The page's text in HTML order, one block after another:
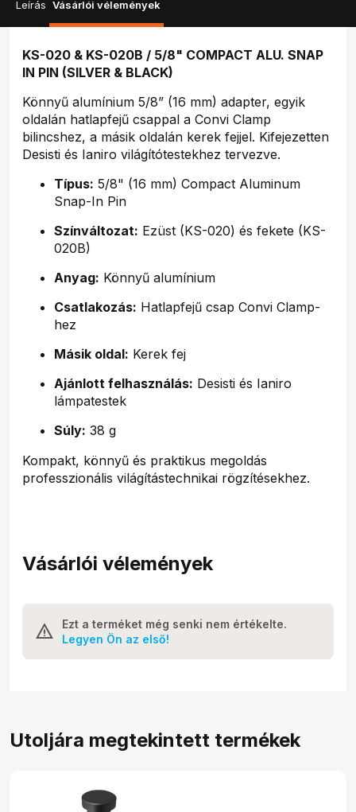
Leírás Vásárlói vélemények
KS-020 & KS-020B / 5/8" COMPACT ALU. SNAP
IN PIN (SILVER & BLACK)
Könnyű alumínium 5/8” (16 mm) adapter, egyik
oldalán hatlapfejű csappal a Convi Clamp
bilincshez, a másik oldalán kerek fejjel. Kifejezetten
Desisti és Ianiro világítótestekhez tervezve.
Típus: 5/8" (16 mm) Compact Aluminum
Snap-In Pin
Színváltozat: Ezüst (KS-020) és fekete (KS-
020B)
Anyag: Könnyű alumínium
Csatlakozás: Hatlapfejű csap Convi Clamp-
hez
Másik oldal: Kerek fej
Ajánlott felhasználás: Desisti és Ianiro
lámpatestek
Súly: 38 g
Kompakt, könnyű és praktikus megoldás
professzionális világítástechnikai rögzítésekhez.
Vásárlói vélemények
Ezt a terméket még senki nem értékelte.
Legyen Ön az első!
Utoljára megtekintett termékek